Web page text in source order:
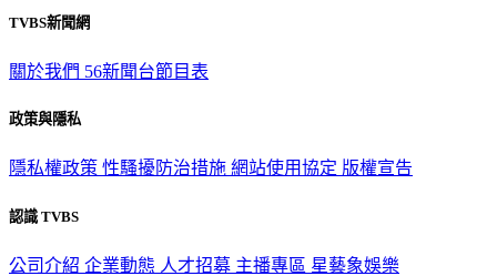
TVBS新聞網
關於我們 56新聞台節目表
政策與隱私
隱私權政策 性騷擾防治措施 網站使用協定 版權宣告
認識 TVBS
公司介紹 企業動態 人才招募 主播專區 星藝象娛樂